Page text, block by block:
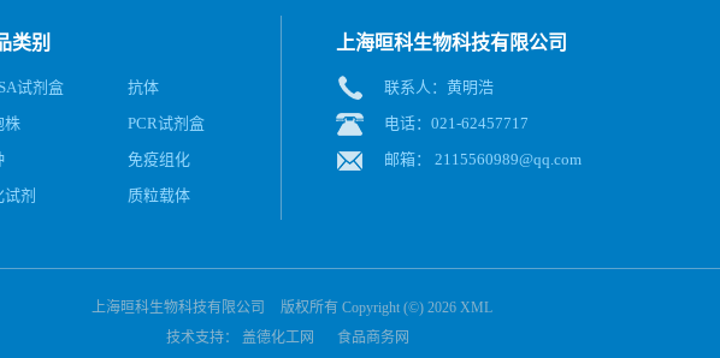
类别
试剂盒
抗体
株
PCR试剂盒
免疫组化
试剂
质粒载体
上海晅科生物科技有限公司
联系人：黄明浩
电话：021-62457717
邮箱： 2115560989@qq.com
上海晅科生物科技有限公司 版权所有 Copyright (©) 2026 XML
技术支持： 盖德化工网 食品商务网